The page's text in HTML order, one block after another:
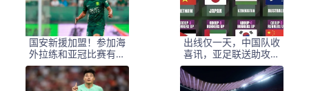
国安新援加盟！参加海
外拉练和亚冠比赛有困
难，曾在机场被带走
出线仅一天，中国队收
喜讯，亚足联送助攻，
保送4强？